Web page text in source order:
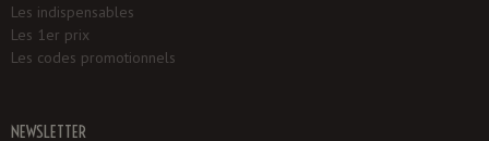
Les indispensables
Les 1er prix
Les codes promotionnels
NEWSLETTER